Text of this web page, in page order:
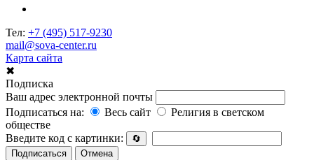
Тел: +7 (495) 517-9230
mail@sova-center.ru
Карта сайта
✖
Подписка
Ваш адрес электронной почты
Подписаться на:
Весь сайт
Религия в светском
обществе
Введите код с картинки:
🔄
Подписаться
Отмена